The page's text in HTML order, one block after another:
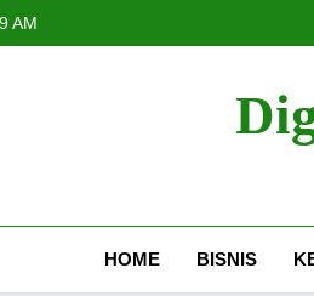
AM
HOME BISNIS